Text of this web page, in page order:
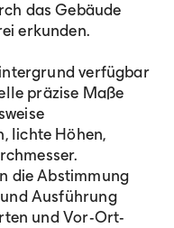
das Gebäude
erkunden.
verfügbar
präzise Maße
lichte Höhen,
die Abstimmung
Ausführung
und Vor-Ort-